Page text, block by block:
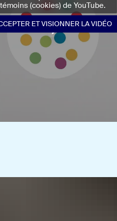
témoins (cookies) de YouTube.
ET VISIONNER LA VIDÉO
ET VISIONNER LA VIDÉO